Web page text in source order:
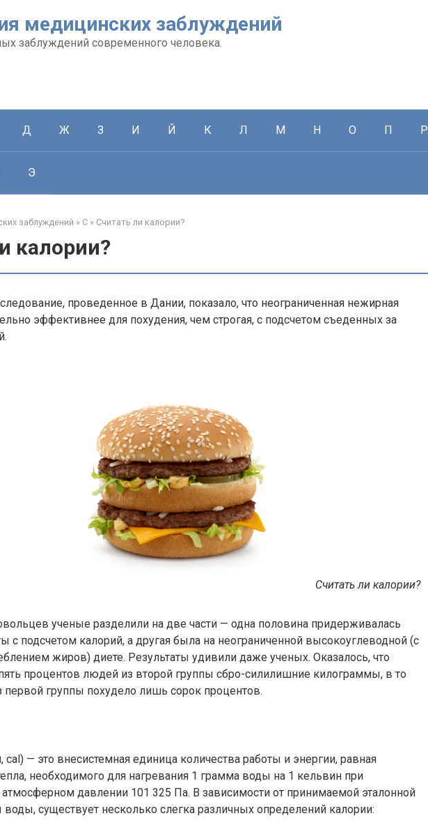
медицинских заблуждений
заблуждений современного человека.
Д Ж З И Й К Л М Н О П Р
Э
заблуждений » С » Считать ли калории?
калории?
проведенное в Дании, показало, что неограниченная нежирная
эффективнее для похудения, чем строгая, с подсчетом съеденных за
Считать ли калории?
ученые разделили на две части — одна половина придерживалась
с подсчетом калорий, а другая была на неограниченной высокоуглеводной (с
жиров) диете. Результаты удивили даже ученых. Оказалось, что
процентов людей из второй группы сбро-силилишние килограммы, в то
первой группы похудело лишь сорок процентов.
cal) — это внесистемная единица количества работы и энергии, равная
необходимого для нагревания 1 грамма воды на 1 кельвин при
атмосферном давлении 101 325 Па. В зависимости от принимаемой эталонной
воды, существует несколько слегка различных определений калории: